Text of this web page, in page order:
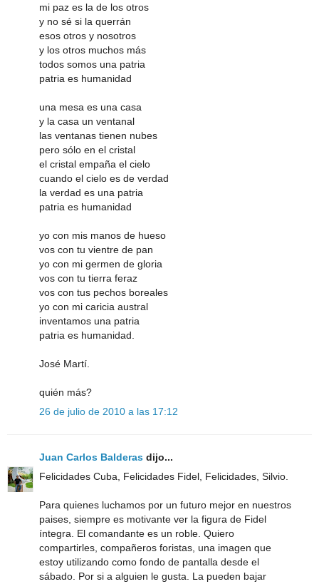
mi paz es la de los otros
y no sé si la querrán
esos otros y nosotros
y los otros muchos más
todos somos una patria
patria es humanidad
una mesa es una casa
y la casa un ventanal
las ventanas tienen nubes
pero sólo en el cristal
el cristal empaña el cielo
cuando el cielo es de verdad
la verdad es una patria
patria es humanidad
yo con mis manos de hueso
vos con tu vientre de pan
yo con mi germen de gloria
vos con tu tierra feraz
vos con tus pechos boreales
yo con mi caricia austral
inventamos una patria
patria es humanidad.
José Martí.
quién más?
26 de julio de 2010 a las 17:12
Juan Carlos Balderas dijo...
Felicidades Cuba, Felicidades Fidel, Felicidades, Silvio.
Para quienes luchamos por un futuro mejor en nuestros
paises, siempre es motivante ver la figura de Fidel
íntegra. El comandante es un roble. Quiero
compartirles, compañeros foristas, una imagen que
estoy utilizando como fondo de pantalla desde el
sábado. Por si a alguien le gusta. La pueden bajar